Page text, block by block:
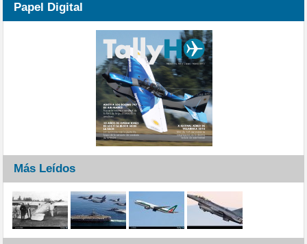
Papel Digital
Más Leídos